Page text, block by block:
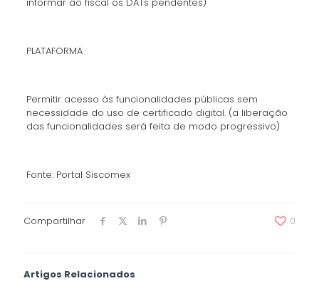
PLATAFORMA
Permitir acesso às funcionalidades públicas sem
necessidade do uso de certificado digital. (a liberação
das funcionalidades será feita de modo progressivo)
Fonte: Portal Siscomex
Compartilhar 0
Artigos Relacionados